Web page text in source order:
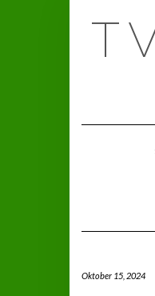
Oktober 15, 2024